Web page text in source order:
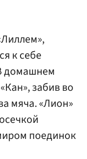
к себе
домашнем
забив во
мяча. «Лион»
поединок